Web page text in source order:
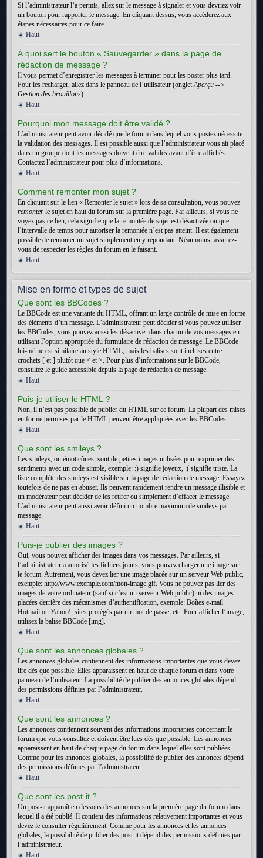
Si l’administrateur l’a permis, allez sur le message à signaler et vous devriez voir
un bouton pour rapporter le message. En cliquant dessus, vous accéderez aux
étapes nécessaires pour ce faire.
Haut
À quoi sert le bouton « Sauvegarder » dans la page de
rédaction de message ?
Il vous permet d’enregistrer les messages à terminer pour les poster plus tard.
Pour les recharger, allez dans le panneau de l’utilisateur (ongletAperçu -->
Gestion des brouillons).
Haut
Pourquoi mon message doit être validé ?
L’administrateur peut avoir décidé que le forum dans lequel vous postez nécessite
la validation des messages. Il est possible aussi que l’administrateur vous ait placé
dans un groupe dont les messages doivent être validés avant d’être affichés.
Contactez l’administrateur pour plus d’informations.
Haut
Comment remonter mon sujet ?
En cliquant sur le lien « Remonter le sujet » lors de sa consultation, vous pouvez
remonter le sujet en haut du forum sur la première page. Par ailleurs, si vous ne
voyez pas ce lien, cela signifie que la remontée de sujet est désactivée ou que
l’intervalle de temps pour autoriser la remontée n’est pas atteint. Il est également
possible de remonter un sujet simplement en y répondant. Néanmoins, assurez-
vous de respecter les règles du forum en le faisant.
Haut
Mise en forme et types de sujet
Que sont les BBCodes ?
Le BBCode est une variante du HTML, offrant un large contrôle de mise en forme
des éléments d’un message. L’administrateur peut décider si vous pouvez utiliser
les BBCodes, vous pouvez aussi les désactiver dans chacun de vos messages en
utilisant l’option appropriée du formulaire de rédaction de message. Le BBCode
lui-même est similaire au style HTML, mais les balises sont incluses entre
crochets [ et ] plutôt que < et >. Pour plus d’informations sur le BBCode,
consultez le guide accessible depuis la page de rédaction de message.
Haut
Puis-je utiliser le HTML ?
Non, il n’est pas possible de publier du HTML sur ce forum. La plupart des mises
en forme permises par le HTML peuvent être appliquées avec les BBCodes.
Haut
Que sont les smileys ?
Les smileys, ou émoticônes, sont de petites images utilisées pour exprimer des
sentiments avec un code simple, exemple: :) signifie joyeux, :( signifie triste. La
liste complète des smileys est visible sur la page de rédaction de message. Essayez
toutefois de ne pas en abuser. Ils peuvent rapidement rendre un message illisible et
un modérateur peut décider de les retirer ou simplement d’effacer le message.
L’administrateur peut aussi avoir défini un nombre maximum de smileys par
message.
Haut
Puis-je publier des images ?
Oui, vous pouvez afficher des images dans vos messages. Par ailleurs, si
l’administrateur a autorisé les fichiers joints, vous pouvez charger une image sur
le forum. Autrement, vous devez lier une image placée sur un serveur Web public,
exemple: http://www.exemple.com/mon-image.gif. Vous ne pouvez pas lier des
images de votre ordinateur (sauf si c’est un serveur Web public) ni des images
placées derrière des mécanismes d’authentification, exemple: Boîtes e-mail
Hotmail ou Yahoo!, sites protégés par un mot de passe, etc. Pour afficher l’image,
utilisez la balise BBCode [img].
Haut
Que sont les annonces globales ?
Les annonces globales contiennent des informations importantes que vous devez
lire dès que possible. Elles apparaissent en haut de chaque forum et dans votre
panneau de l’utilisateur. La possibilité de publier des annonces globales dépend
des permissions définies par l’administrateur.
Haut
Que sont les annonces ?
Les annonces contiennent souvent des informations importantes concernant le
forum que vous consultez et doivent être lues dès que possible. Les annonces
apparaissent en haut de chaque page du forum dans lequel elles sont publiées.
Comme pour les annonces globales, la possibilité de publier des annonces dépend
des permissions définies par l’administrateur.
Haut
Que sont les post-it ?
Un post-it apparaît en dessous des annonces sur la première page du forum dans
lequel il a été publié. Il contient des informations relativement importantes et vous
devez le consulter régulièrement. Comme pour les annonces et les annonces
globales, la possibilité de publier des post-it dépend des permissions définies par
l’administrateur.
Haut